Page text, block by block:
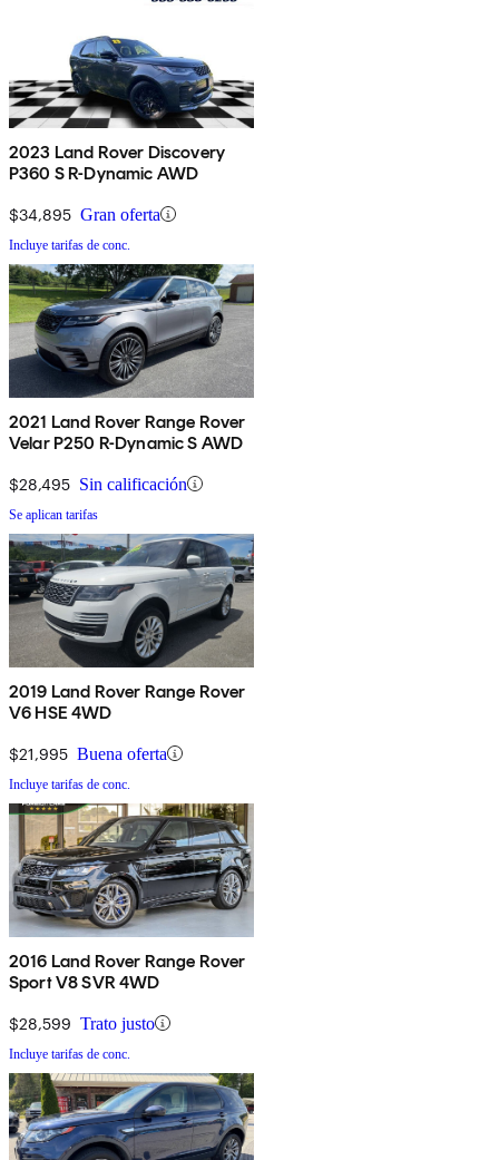
2023 Land Rover Discovery
P360 S R-Dynamic AWD
$34,895 Gran oferta
Incluye tarifas de conc.
2021 Land Rover Range Rover
Velar P250 R-Dynamic S AWD
$28,495 Sin calificación
Se aplican tarifas
2019 Land Rover Range Rover
V6 HSE 4WD
$21,995 Buena oferta
Incluye tarifas de conc.
2016 Land Rover Range Rover
Sport V8 SVR 4WD
$28,599 Trato justo
Incluye tarifas de conc.